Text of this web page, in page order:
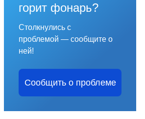
горит фонарь?
Столкнулись с
проблемой — сообщите о
ней!
Сообщить о проблеме